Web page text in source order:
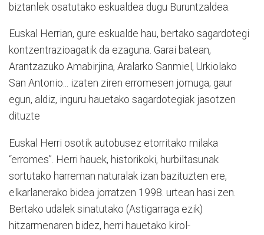
biztanlek osatutako eskualdea dugu Buruntzaldea.
Euskal Herrian, gure eskualde hau, bertako sagardotegi
kontzentrazioagatik da ezaguna. Garai batean,
Arantzazuko Amabirjina, Aralarko Sanmiel, Urkiolako
San Antonio... izaten ziren erromesen jomuga; gaur
egun, aldiz, inguru hauetako sagardotegiak jasotzen
dituzte
Euskal Herri osotik autobusez etorritako milaka
“erromes”. Herri hauek, historikoki, hurbiltasunak
sortutako harreman naturalak izan bazituzten ere,
elkarlanerako bidea jorratzen 1998. urtean hasi zen.
Bertako udalek sinatutako (Astigarraga ezik)
hitzarmenaren bidez, herri hauetako kirol-